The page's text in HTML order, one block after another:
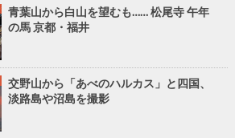
青葉山から白山を望むも…… 松尾寺 午年
の馬 京都・福井
交野山から「あべのハルカス」と四国、
淡路島や沼島を撮影